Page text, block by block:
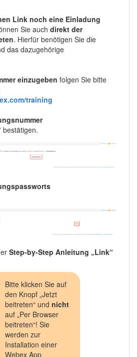
Link noch eine Einladung
Sie auch direkt der
. Hierfür benötigen Sie die
das dazugehörige
einzugeben folgen Sie bitte
training
bestätigen.
Step-by-Step Anleitung „Link“
Bitte klicken Sie auf
den Knopf „Jetzt
beitreten“ undnicht
auf „Per Browser
beitreten“! Sie
werden zur
Installation einer
Webex App